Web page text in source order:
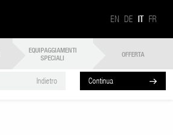
EN DE IT FR
EQUIPAGGIAMENTI
SPECIALI
OFFERTA
Indietro Continua